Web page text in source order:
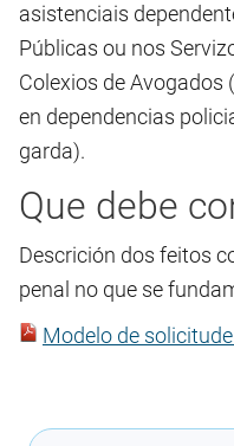
asistenciais
Públicas ou nos
Colexios de Avogados
en dependencias
garda).
Que debe
Descrición dos feitos
penal no que se
Modelo de